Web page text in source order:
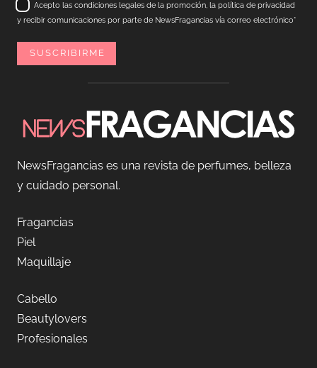
Acepto las condiciones legales de la promoción, la política de privacidad
y recibir comunicaciones por parte de NewsFragancias vía correo electrónico*
NewsFragancias es una revista de perfumes, belleza
y cuidado personal.
Fragancias
Piel
Maquillaje
Cabello
Beautylovers
Profesionales